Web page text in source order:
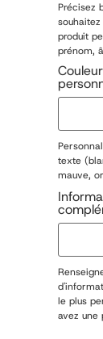
Précisez
produit
prénom,
texte
mauve,
le plus
avez une